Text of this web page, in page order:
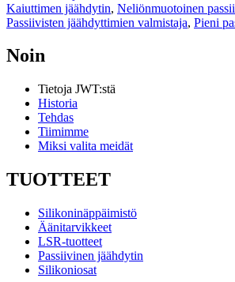
Kaiuttimen jäähdytin, Neliönmuotoinen
Passiivisten jäähdyttimien valmistaja, Pieni
Noin
Tietoja JWT:stä
Historia
Tehdas
Tiimimme
Miksi valita meidät
TUOTTEET
Silikoninäppäimistö
Äänitarvikkeet
LSR-tuotteet
Passiivinen jäähdytin
Silikoniosat